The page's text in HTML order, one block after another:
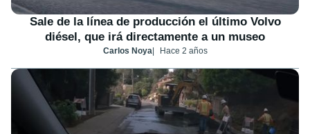
Sale de la línea de producción el último Volvo
diésel, que irá directamente a un museo
Carlos Noya Hace 2 años